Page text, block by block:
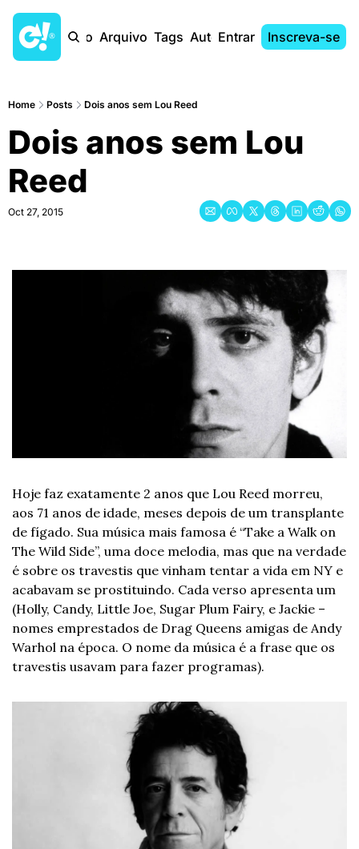
Início Arquivo Tags AutoresEntrar Inscreva-se
Home Posts Dois anos sem Lou Reed
Dois anos sem Lou
Reed
Oct 27, 2015
Hoje faz exatamente 2 anos que Lou Reed morreu,
aos 71 anos de idade, meses depois de um transplante
de fígado. Sua música mais famosa é “Take a Walk on
The Wild Side”, uma doce melodia, mas que na verdade
é sobre os travestis que vinham tentar a vida em NY e
acabavam se prostituindo. Cada verso apresenta um
(Holly, Candy, Little Joe, Sugar Plum Fairy, e Jackie –
nomes emprestados de Drag Queens amigas de Andy
Warhol na época. O nome da música é a frase que os
travestis usavam para fazer programas).